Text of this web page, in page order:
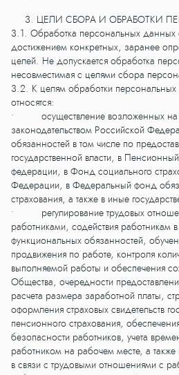
3. ЦЕЛИ СБОРА И ОБРАБОТКИ
3.1. Обработка персональных данных
достижением конкретных, заранее
целей. Не допускается обработка
несовместимая с целями сбора
3.2. К целям обработки
относятся:
• осуществление возложенных на
законодательством Российской
обязанностей в том числе по
государственной власти, в
федерации, в Фонд социального
Федерации, в Федеральный фонд
страхования, а также в иные
• регулирование трудовых
работниками, содействия работникам
функциональных обязанностей,
продвижения по работе, контроля
выполняемой работы и обеспечения
Общества, очередности
расчета размера заработной платы,
оформления страховых свидетельств
пенсионного страхования,
безопасности работников, учета
работником на рабочем месте, а
в связи с трудовыми отношениями с